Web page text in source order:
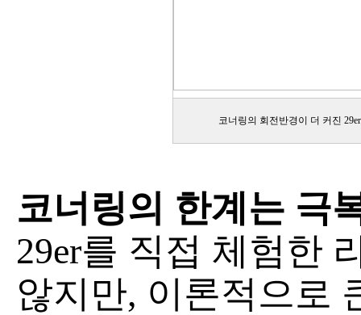
코너링의 회전반경이 더 커진
코너링의 한계는 극
29er를 직접 체험한
않지만, 이론적으로